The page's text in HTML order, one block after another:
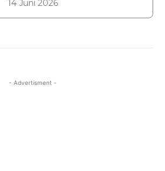
14 Juni 2026
- Advertisment -